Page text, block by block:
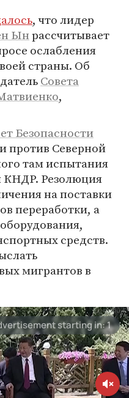
, что лидер
Ынрассчитывает
ослабления
страны. Об
Совета
,
Безопасности
против Северной
там испытания
КНДР. Резолюция
на поставки
переработки, а
средств.
мигрантов в